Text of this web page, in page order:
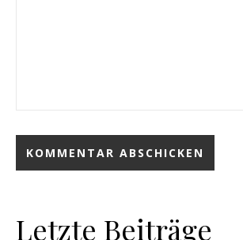
Letzte Beiträge